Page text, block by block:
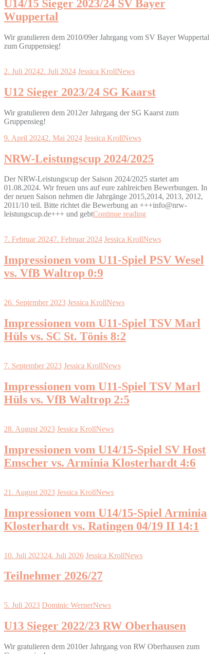
U14/15 Sieger 2023/24 SV Bayer
Wuppertal
Wir gratulieren dem 2010/09er Jahrgang vom SV Bayer Wuppertal
zum Gruppensieg!
2. Juli 20242. Juli 2024 Jessica KrollNews
U12 Sieger 2023/24 SG Kaarst
Wir gratulieren dem 2012er Jahrgang der SG Kaarst zum
Gruppensieg!
9. April 20242. Mai 2024 Jessica KrollNews
NRW-Leistungscup 2024/2025
Der NRW-Leistungscup der Saison 2024/2025 startet am
01.08.2024. Wir freuen uns auf eure zahlreichen Bewerbungen. In
der neuen Saison nehmen die Jahrgänge 2015,2014, 2013, 2012,
2011/10 teil. Bitte richtet die Bewerbung an +++info@nrw-
leistungscup.de+++ und gebtContinue reading
7. Februar 20247. Februar 2024 Jessica KrollNews
Impressionen vom U11-Spiel PSV Wesel
vs. VfB Waltrop 0:9
26. September 2023 Jessica KrollNews
Impressionen vom U11-Spiel TSV Marl
Hüls vs. SC St. Tönis 8:2
7. September 2023 Jessica KrollNews
Impressionen vom U11-Spiel TSV Marl
Hüls vs. VfB Waltrop 2:5
28. August 2023 Jessica KrollNews
Impressionen vom U14/15-Spiel SV Host
Emscher vs. Arminia Klosterhardt 4:6
21. August 2023 Jessica KrollNews
Impressionen vom U14/15-Spiel Arminia
Klosterhardt vs. Ratingen 04/19 II 14:1
10. Juli 202324. Juli 2026 Jessica KrollNews
Teilnehmer 2026/27
5. Juli 2023 Dominic WernerNews
U13 Sieger 2022/23 RW Oberhausen
Wir gratulieren dem 2010er Jahrgang von RW Oberhausen zum